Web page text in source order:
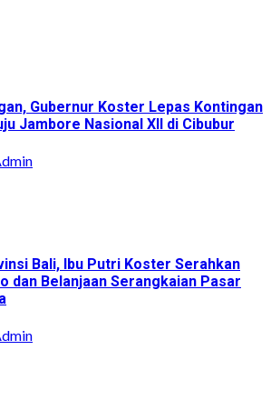
Gubernur Koster Lepas Kontingan
Jambore Nasional XII di Cibubur
Bali, Ibu Putri Koster Serahkan
dan Belanjaan Serangkaian Pasar